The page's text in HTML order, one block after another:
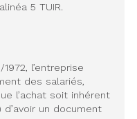
5 TUIR.
l’entreprise
des salariés,
l’achat soit inhérent
d’avoir un document